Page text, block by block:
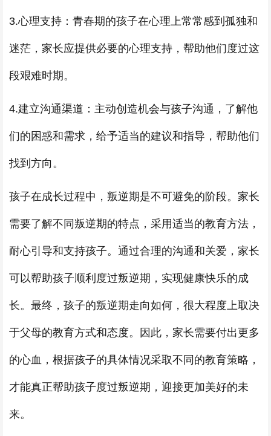
3.心理支持：青春期的孩子在心理上常常感到孤独和
迷茫，家长应提供必要的心理支持，帮助他们度过这
段艰难时期。
4.建立沟通渠道：主动创造机会与孩子沟通，了解他
们的困惑和需求，给予适当的建议和指导，帮助他们
找到方向。
孩子在成长过程中，叛逆期是不可避免的阶段。家长
需要了解不同叛逆期的特点，采用适当的教育方法，
耐心引导和支持孩子。通过合理的沟通和关爱，家长
可以帮助孩子顺利度过叛逆期，实现健康快乐的成
长。最终，孩子的叛逆期走向如何，很大程度上取决
于父母的教育方式和态度。因此，家长需要付出更多
的心血，根据孩子的具体情况采取不同的教育策略，
才能真正帮助孩子度过叛逆期，迎接更加美好的未
来。